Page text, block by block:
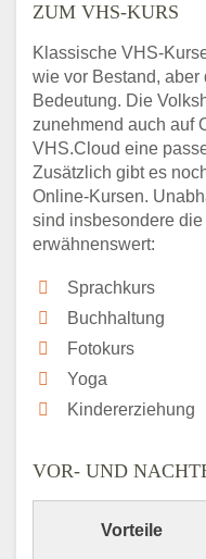
ZUM VHS-KURS
Klassische VHS-
wie vor Bestand,
Bedeutung. Die
zunehmend auch auf
VHS.Cloud eine
Zusätzlich gibt es
Online-Kursen.
sind insbesondere
erwähnenswert:
Sprachkurs
Buchhaltung
Fotokurs
Yoga
Kindererziehung
VOR- UND
Vorteile